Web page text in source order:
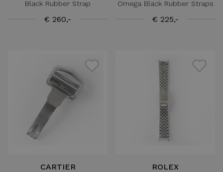
Black Rubber Strap
€ 260,-
Omega Black Rubber Straps
€ 225,-
CARTIER ROLEX